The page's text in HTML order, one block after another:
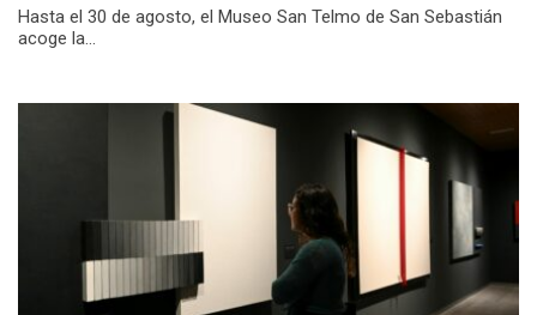
Hasta el 30 de agosto, el Museo San Telmo de San Sebastián
acoge la...